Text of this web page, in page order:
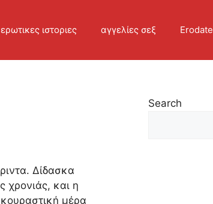
ερωτικες ιστοριες αγγελίες σεξ Erodate
Δίδασκα
χρονιάς, και η
μέρα
Search